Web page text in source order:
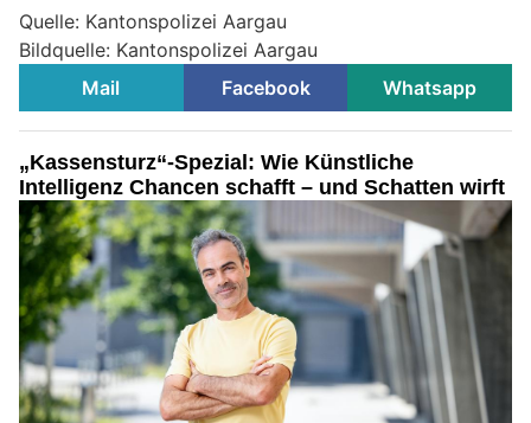
Quelle: Kantonspolizei Aargau
Bildquelle: Kantonspolizei Aargau
Mail
Facebook Whatsapp
„Kassensturz“-Spezial: Wie Künstliche
Intelligenz Chancen schafft – und Schatten wirft